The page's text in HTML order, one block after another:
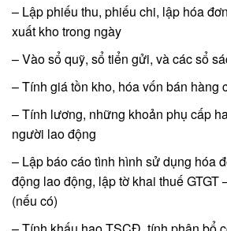
– Lập phiếu thu, phiếu chi, lập hóa
xuất kho trong ngày
– Vào sổ quỹ, sổ tiển gửi, và các sổ
– Tính giá tồn kho, hóa vốn bán hàng
– Tính lương, những khoản phụ cấp
người lao động
– Lập báo cáo tình hình sử dụng hóa
động lao động, lập tờ khai thuế GTGT
(nếu có)